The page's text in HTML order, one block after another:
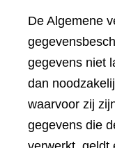
De Algemene
gegevens niet
dan
waarvoor zij
gegevens die